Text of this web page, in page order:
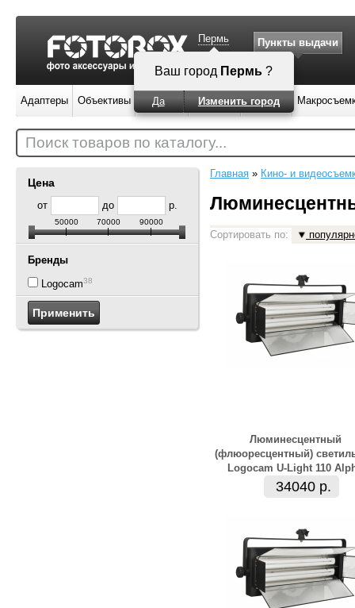
Цена
от до р.
50000 70000 90000
Бренды
Logocam38
Главная » Кино- и
Сортировать по:
Люминесцентный
(флюоресцентный)
Logocam U-Light 110
34040 р.
Пермь
Ваш город Пермь ?
Да Изменить город
Пункты выдачи
Адаптеры Объективы Вспышки Штативы Фильтры
Поиск товаров по каталогу...